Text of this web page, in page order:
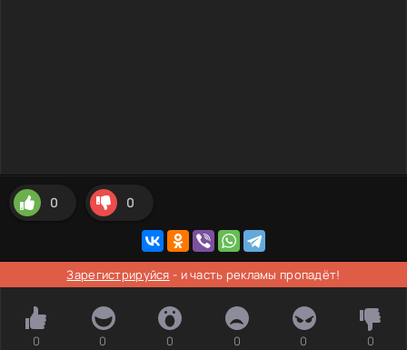
0 0
Зарегистрируйся - и часть рекламы пропадёт!
0 0 0 0 0 0